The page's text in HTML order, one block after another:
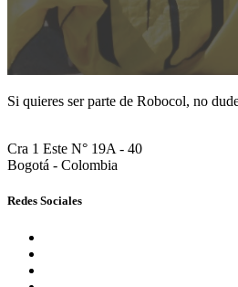
Si quieres ser parte de Robocol, no
Cra 1 Este N° 19A - 40
Bogotá - Colombia
Redes Sociales